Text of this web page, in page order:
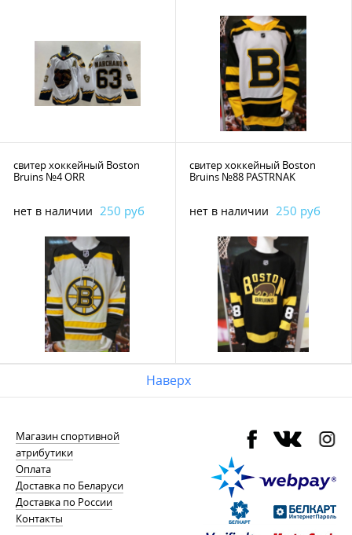
свитер хоккейный Boston
Bruins №4 ORR
нет в наличии 250 руб
свитер хоккейный Boston
Bruins №88 PASTRNAK
нет в наличии 250 руб
Наверх
Магазин спортивной
атрибутики
Оплата
Доставка по Беларуси
Доставка по России
Контакты